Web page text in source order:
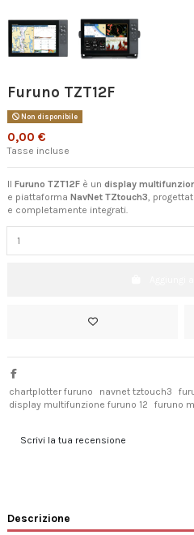
Furuno TZT12F
Non disponibile
0,00 €
Tasse incluse
Il Furuno TZT12F è un display
e piattaforma NavNet TZtouch3,
e completamente integrati.
chartplotter furuno navnet tztouch3
display multifunzione furuno 12
furuno
Scrivi la tua recensione
Descrizione